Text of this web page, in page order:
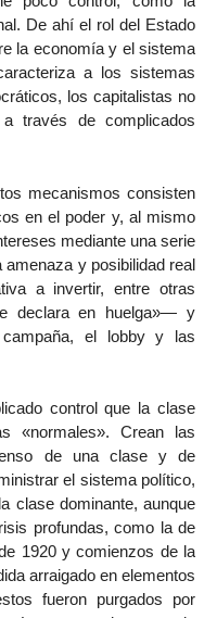
De ahí el rol del Estado
la economía y el sistema
a los sistemas
los capitalistas no
través de complicados
mecanismos consisten
en el poder y, al mismo
mediante una serie
y posibilidad real
a invertir, entre otras
declara en huelga»— y
el lobby y las
control que la clase
«normales». Crean las
de una clase y de
el sistema político,
clase dominante, aunque
profundas, como la de
1920 y comienzos de la
arraigado en elementos
fueron purgados por